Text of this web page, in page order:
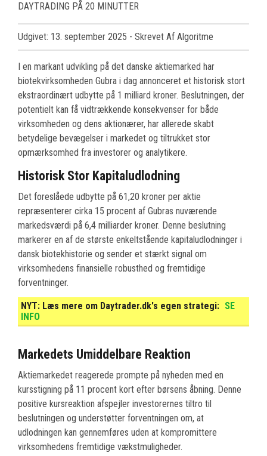
DAYTRADING PÅ 20 MINUTTER
Udgivet: 13. september 2025 - Skrevet Af Algoritme
I en markant udvikling på det danske aktiemarked har
biotekvirksomheden Gubra i dag annonceret et historisk stort
ekstraordinært udbytte på 1 milliard kroner. Beslutningen, der
potentielt kan få vidtrækkende konsekvenser for både
virksomheden og dens aktionærer, har allerede skabt
betydelige bevægelser i markedet og tiltrukket stor
opmærksomhed fra investorer og analytikere.
Historisk Stor Kapitaludlodning
Det foreslåede udbytte på 61,20 kroner per aktie
repræsenterer cirka 15 procent af Gubras nuværende
markedsværdi på 6,4 milliarder kroner. Denne beslutning
markerer en af de største enkeltstående kapitaludlodninger i
dansk biotekhistorie og sender et stærkt signal om
virksomhedens finansielle robusthed og fremtidige
forventninger.
NYT: Læs mere om Daytrader.dk's egen strategi: SE
INFO
Markedets Umiddelbare Reaktion
Aktiemarkedet reagerede prompte på nyheden med en
kursstigning på 11 procent kort efter børsens åbning. Denne
positive kursreaktion afspejler investorernes tiltro til
beslutningen og understøtter forventningen om, at
udlodningen kan gennemføres uden at kompromittere
virksomhedens fremtidige vækstmuligheder.